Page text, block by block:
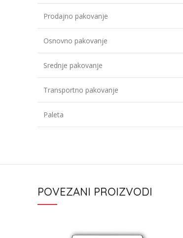
Prodajno pakovanje
Osnovno pakovanje
Srednje pakovanje
Transportno pakovanje
Paleta
POVEZANI PROIZVODI